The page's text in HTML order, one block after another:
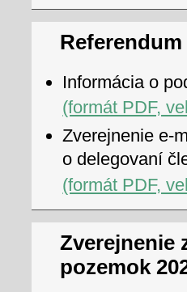
Referendum
Informácia o
(formát PDF,
Zverejnenie e-
o delegovaní
(formát PDF,
Zverejnenie
pozemok